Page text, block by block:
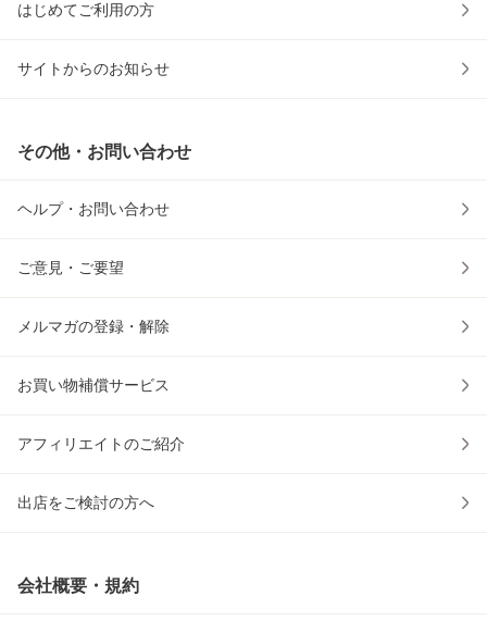
はじめてご利用の方
サイトからのお知らせ
その他・お問い合わせ
ヘルプ・お問い合わせ
ご意見・ご要望
メルマガの登録・解除
お買い物補償サービス
アフィリエイトのご紹介
出店をご検討の方へ
会社概要・規約